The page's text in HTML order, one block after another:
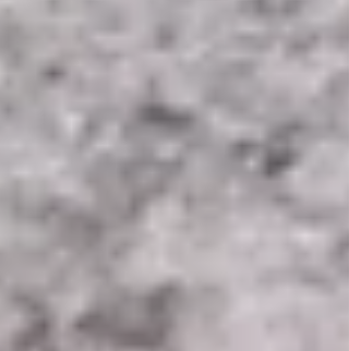
wordt door veel meer beïnvloed, zoals slaap,
voeding, ziekte, beweging en genetische
factoren. Maar gedachten zijn wel een
krachtige factor die vo